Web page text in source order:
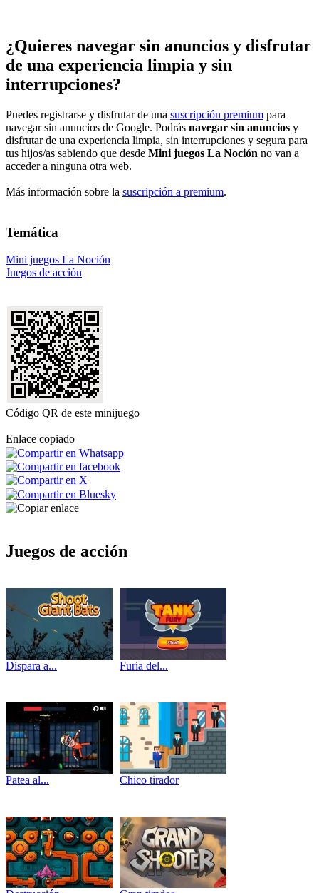
¿Quieres navegar sin anuncios y disfrutar
de una experiencia limpia y sin
interrupciones?
Puedes registrarse y disfrutar de una suscripción premium para
navegar sin anuncios de Google. Podrás navegar sin anuncios y
disfrutar de una experiencia limpia, sin interrupciones y segura para
tus hijos/as sabiendo que desde Mini juegos La Noción no van a
acceder a ninguna otra web.
Más información sobre la suscripción a premium.
Temática
Mini juegos La Noción
Juegos de acción
Código QR de este minijuego
Enlace copiado
Juegos de acción
Dispara a... Furia del...
Patea al... Chico tirador